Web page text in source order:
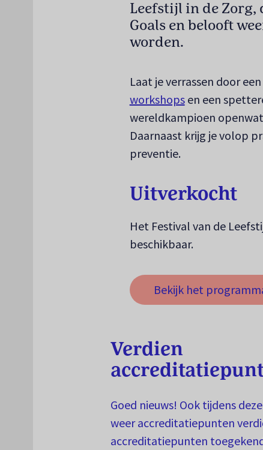
Leefstijl in de Zorg,
Goals en belooft
worden.
Laat je verrassen door
workshopsen een
wereldkampioen
Daarnaast krijg je volop
preventie.
Uitverkocht
Het Festival van de
beschikbaar.
Bekijk het
(opent in een nieuw
Verdien
Goed nieuws! Ook tijdens
weer accreditatiepunten
accreditatiepunten